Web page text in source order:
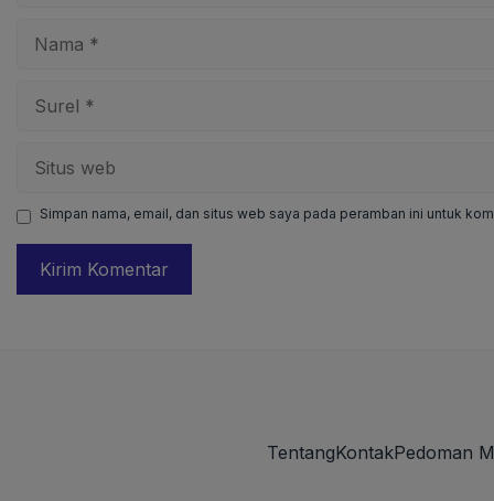
web
Simpan nama, email, dan situs web saya pada peramban ini untuk
TentangKontakPedoman